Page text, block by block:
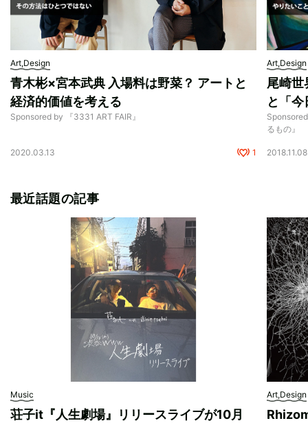
Art,Design
青木彬×宮本武典 入場料は野菜？ アートと
経済的価値を考える
Sponsored by 『3331 ART FAIR』
2020.03.13 1
Art,Design
尾崎世
と「
るもの』
2018.11.08
最近話題の記事
Music
荘子it『人生劇場』リリースライブが10月
Art,Design